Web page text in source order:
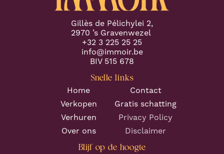
Gillès de Pélichylei 2,
2970 ’s Gravenwezel
+32 3 225 25 25
info@immoir.be
BIV 515 678
Snelle links
Home
Contact
Verkopen
Gratis schatting
Verhuren
Privacy Policy
Over ons
Disclaimer
Blijf op de hoogte